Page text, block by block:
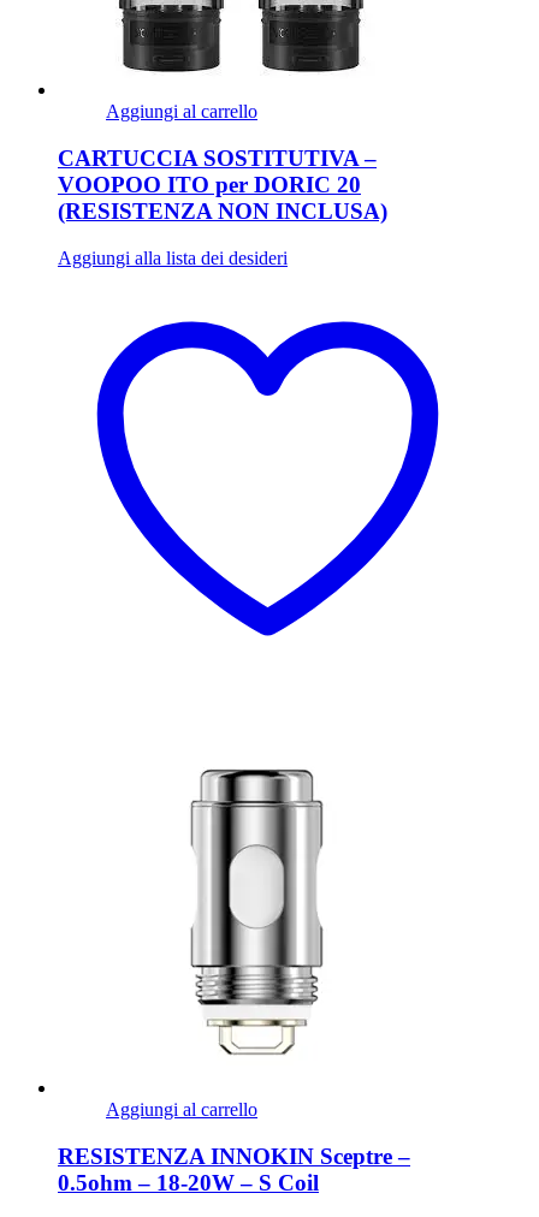
Aggiungi al carrello
CARTUCCIA SOSTITUTIVA –
VOOPOO ITO per DORIC 20
(RESISTENZA NON INCLUSA)
Aggiungi alla lista dei desideri
Aggiungi al carrello
RESISTENZA INNOKIN Sceptre –
0.5ohm – 18-20W – S Coil